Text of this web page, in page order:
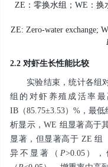
ZE：零换水组；WE：换
ZE: Zero-water exchange;
2.2 对虾生长性能比较
实验结束，统计各组
组的对虾养殖成活率最
IB（85.75±3.53）%，最
析显示，WE 组显著高于
显著，但显著高于 ZE 组
异不显著（ P>0.05）